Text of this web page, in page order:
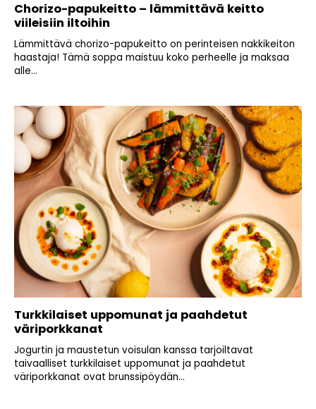
Chorizo-papukeitto – lämmittävä keitto
viileisiin iltoihin
Lämmittävä chorizo-papukeitto on perinteisen nakkikeiton
haastaja! Tämä soppa maistuu koko perheelle ja maksaa
alle...
Turkkilaiset uppomunat ja paahdetut
väriporkkanat
Jogurtin ja maustetun voisulan kanssa tarjoiltavat
taivaalliset turkkilaiset uppomunat ja paahdetut
väriporkkanat ovat brunssipöydän...